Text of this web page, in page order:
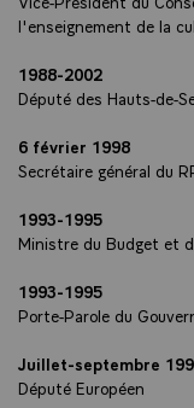
l'enseignement de la
1988-2002
Député des Hauts-de-
6 février 1998
Secrétaire général du
1993-1995
Ministre du Budget et
1993-1995
Porte-Parole du
Juillet-septembre
Député Européen